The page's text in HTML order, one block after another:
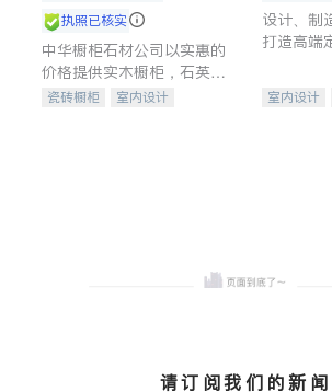
执照已核实
中华橱柜石材公司以实惠的
价格提供实木橱柜，石英石
台面，多种优质不锈钢水
瓷砖橱柜
室内设计
设计、制
打造高端
室内设计
请订阅我们的新闻